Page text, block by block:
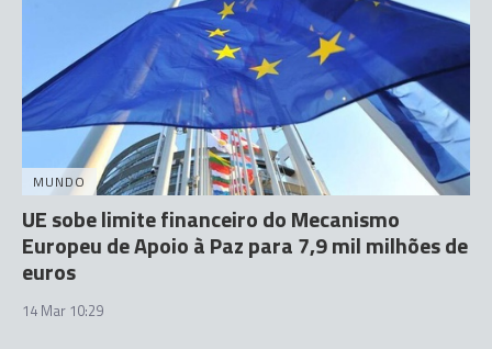
MUNDO
UE sobe limite financeiro do Mecanismo
Europeu de Apoio à Paz para 7,9 mil milhões de
euros
14 Mar 10:29